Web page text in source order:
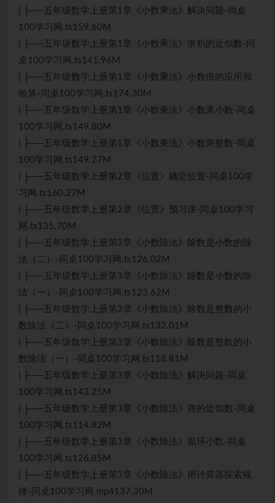
| ├──五年级数学上册第1章《小数乘法》解决问题-同桌
100学习网.ts159.60M
| ├──五年级数学上册第1章《小数乘法》求积的近似数-同
桌100学习网.ts141.96M
| ├──五年级数学上册第1章《小数乘法》小数倍的应用和
验算-同桌100学习网.ts174.30M
| ├──五年级数学上册第1章《小数乘法》小数乘小数-同桌
100学习网.ts149.80M
| ├──五年级数学上册第1章《小数乘法》小数乘整数-同桌
100学习网.ts149.27M
| ├──五年级数学上册第2章《位置》确定位置-同桌100学
习网.ts160.27M
| ├──五年级数学上册第2章《位置》预习课-同桌100学习
网.ts135.70M
| ├──五年级数学上册第3章《小数除法》除数是小数的除
法（二）-同桌100学习网.ts126.02M
| ├──五年级数学上册第3章《小数除法》除数是小数的除
法（一）-同桌100学习网.ts123.62M
| ├──五年级数学上册第3章《小数除法》除数是整数的小
数除法（二）-同桌100学习网.ts132.01M
| ├──五年级数学上册第3章《小数除法》除数是整数的小
数除法（一）-同桌100学习网.ts118.81M
| ├──五年级数学上册第3章《小数除法》解决问题-同桌
100学习网.ts143.25M
| ├──五年级数学上册第3章《小数除法》商的近似数-同桌
100学习网.ts114.82M
| ├──五年级数学上册第3章《小数除法》循环小数-同桌
100学习网.ts126.85M
| ├──五年级数学上册第3章《小数除法》用计算器探索规
律-同桌100学习网.mp4137.30M